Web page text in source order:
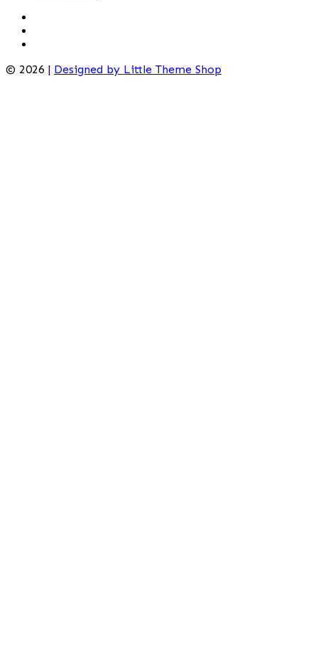
© 2026 | Designed by Little Theme Shop